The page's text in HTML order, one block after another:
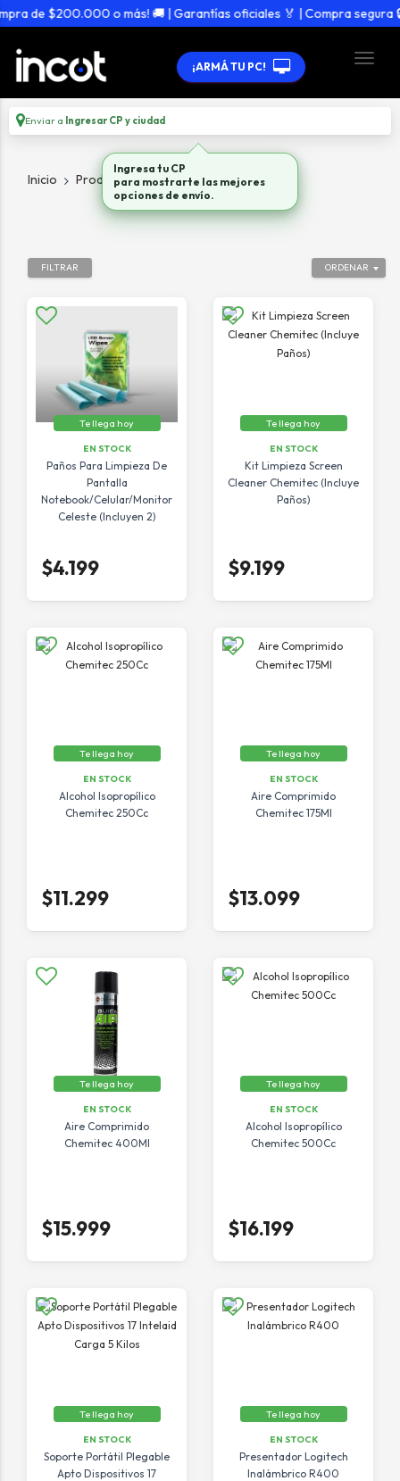
de $200.000 o más! 🚚 | Garantías oficiales 🏅 | Compra segura 🔒
¡ARMÁ TU PC!
Enviar a Ingresar CP y ciudad
Inicio Productos Accesorios
ORDENAR
FILTRAR
Te llega hoy
EN STOCK
Paños Para Limpieza De
Pantalla
Notebook/Celular/Monitor
Celeste (Incluyen 2)
$4.199
Te llega hoy
EN STOCK
Kit Limpieza Screen
Cleaner Chemitec (Incluye
Paños)
$9.199
Te llega hoy
EN STOCK
Alcohol Isopropílico
Chemitec 250Cc
$11.299
Te llega hoy
EN STOCK
Aire Comprimido
Chemitec 175Ml
$13.099
Te llega hoy
EN STOCK
Aire Comprimido
Chemitec 400Ml
$15.999
Te llega hoy
EN STOCK
Alcohol Isopropílico
Chemitec 500Cc
$16.199
Te llega hoy
EN STOCK
Soporte Portátil Plegable
Apto Dispositivos 17
Te llega hoy
EN STOCK
Presentador Logitech
Inalámbrico R400
Ingresa tu CP
para mostrarte las mejores
opciones de envío.